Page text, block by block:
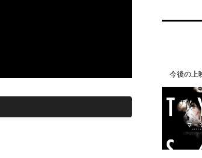
今後の上